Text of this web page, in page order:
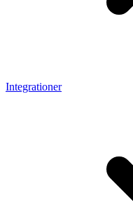
Integrationer